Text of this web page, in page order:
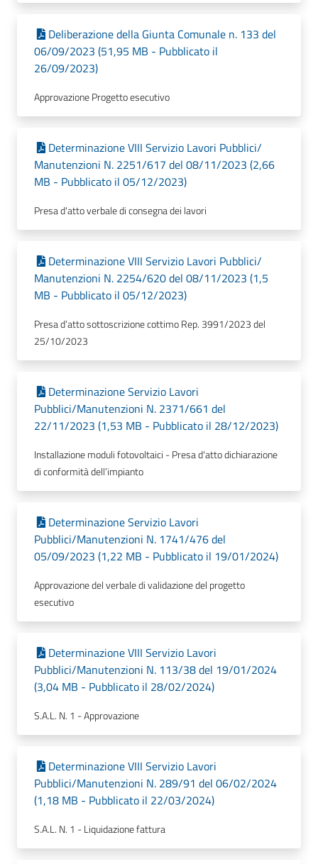
Deliberazione della Giunta Comunale n. 133 del
06/09/2023 (51,95 MB - Pubblicato il
26/09/2023)
Approvazione Progetto esecutivo
Determinazione VIII Servizio Lavori Pubblici/
Manutenzioni N. 2251/617 del 08/11/2023 (2,66
MB - Pubblicato il 05/12/2023)
Presa d'atto verbale di consegna dei lavori
Determinazione VIII Servizio Lavori Pubblici/
Manutenzioni N. 2254/620 del 08/11/2023 (1,5
MB - Pubblicato il 05/12/2023)
Presa d’atto sottoscrizione cottimo Rep. 3991/2023 del
25/10/2023
Determinazione Servizio Lavori
Pubblici/Manutenzioni N. 2371/661 del
22/11/2023 (1,53 MB - Pubblicato il 28/12/2023)
Installazione moduli fotovoltaici - Presa d'atto dichiarazione
di conformità dell’impianto
Determinazione Servizio Lavori
Pubblici/Manutenzioni N. 1741/476 del
05/09/2023 (1,22 MB - Pubblicato il 19/01/2024)
Approvazione del verbale di validazione del progetto
esecutivo
Determinazione VIII Servizio Lavori
Pubblici/Manutenzioni N. 113/38 del 19/01/2024
(3,04 MB - Pubblicato il 28/02/2024)
S.A.L. N. 1 - Approvazione
Determinazione VIII Servizio Lavori
Pubblici/Manutenzioni N. 289/91 del 06/02/2024
(1,18 MB - Pubblicato il 22/03/2024)
S.A.L. N. 1 - Liquidazione fattura